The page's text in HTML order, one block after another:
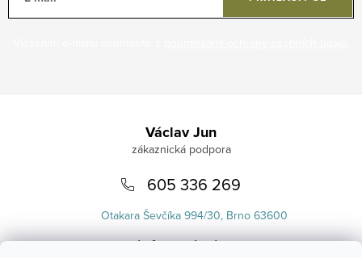
Václav Jun
605 336 269
Otakara Ševčíka 994/30, Brno 63600
info@uvlasku.cz